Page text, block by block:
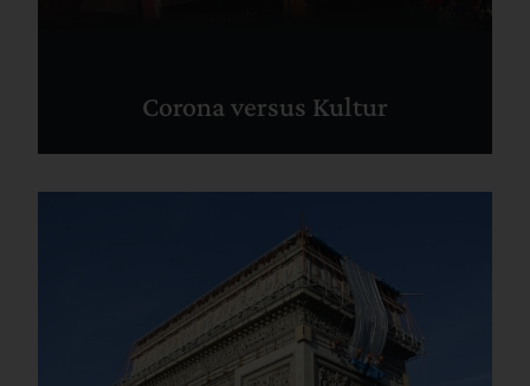
Corona versus Kultur